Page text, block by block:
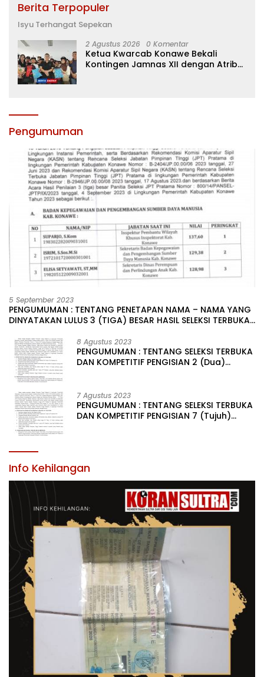
Berita Terpopuler
Isyu Terhangat Sepekan
2 Agustus 2026 0 Komentar
Ketua Kwarcab Konawe Bekali
Kontingen Jamnas XII dengan Atribut
Pengumuman
5 September 2023
PENGUMUMAN : TENTANG PENETAPAN NAMA – NAMA YANG
DINYATAKAN LULUS 3 (TIGA) BESAR HASIL SELEKSI TERBUKA
LINGKUNGAN PEMERINTAH DAERAH KABUPATEN KONAWE
8 Agustus 2023
PENGUMUMAN : TENTANG SELEKSI TERBUKA
DAN KOMPETITIF PENGISIAN 2 (Dua)
KABUPATEN KONAWE
7 Agustus 2023
PENGUMUMAN : TENTANG SELEKSI TERBUKA
DAN KOMPETITIF PENGISIAN 7 (Tujuh)
Info Kehilangan